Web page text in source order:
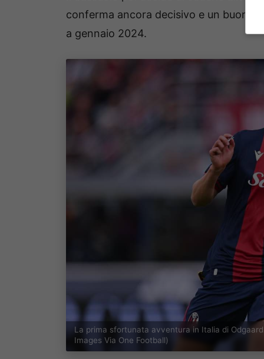
conferma ancora decisivo e un buon
a gennaio 2024.
La prima sfortunata avventura in Italia di
Images Via One Football)